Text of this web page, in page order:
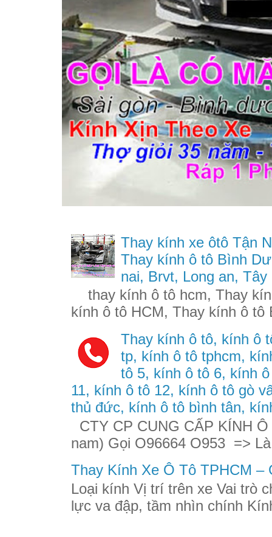
Thay kính xe ôtô Tận
Thay kính ô tô Bình
nai, Brvt, Long an,
thay kính ô tô hcm, Thay
kính ô tô HCM, Thay kính ô
Thay kính ô tô, kính ô
tp, kính ô tô tphcm,
tô 5, kính ô tô 6, kính
11, kính ô tô 12, kính ô tô gò
thủ đức, kính ô tô bình tân,
CTY CP CUNG CẤP KÍNH
nam) Gọi O96664 O953 =>
Thay Kính Xe Ô Tô TPHCM –
Loại kính Vị trí trên xe Vai trò
lực va đập, tầm nhìn chính